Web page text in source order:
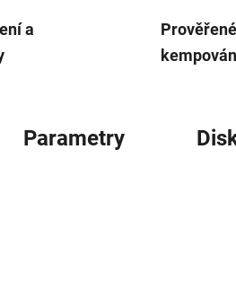
a
Parametry